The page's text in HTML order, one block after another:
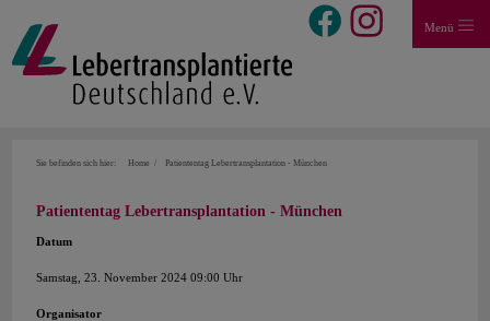
Menü
Sie befinden sich hier: Home Patiententag Lebertransplantation - München
Patiententag Lebertransplantation - München
Datum
Samstag, 23. November 2024 09:00 Uhr
Organisator